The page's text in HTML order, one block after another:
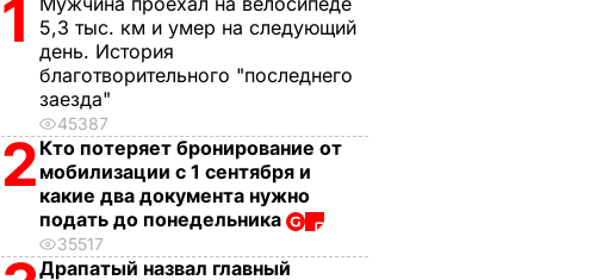
1
5,3 тыс. км и умер на следующий
день. История
благотворительного "последнего
заезда"
45387
2 Кто потеряет бронирование от
мобилизации с 1 сентября и
какие два документа нужно
подать до понедельника
35517
Драпатый назвал главный